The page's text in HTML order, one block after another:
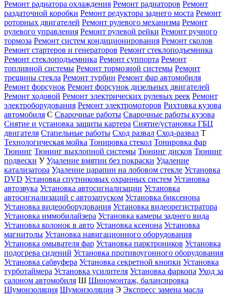
Ремонт радиатора охлаждения Ремонт радиаторов Ремонт
раздаточной коробки Ремонт редуктора заднего моста Ремонт
роторных двигателей Ремонт рулевого механизма Ремонт
рулевого управления Ремонт рулевой рейки Ремонт ручного
тормоза Ремонт систем кондиционирования Ремонт сколов
Ремонт стартеров и генераторов Ремонт стеклоподъемника
Ремонт стеклоподъемника Ремонт суппорта Ремонт
топливной системы Ремонт тормозной системы Ремонт
трещины стекла Ремонт турбин Ремонт фар автомобиля
Ремонт форсунок Ремонт форсунок дизельных двигателей
Ремонт ходовой Ремонт электрических рулевых реек Ремонт
электроборудования Ремонт электромоторов Рихтовка кузова
автомобиля С Сварочные работы Сварочные работы кузова
Снятие и установка защиты картера Снятие/установка ГБЦ
двигателя Стапельные работы Сход развал Сход-развал Т
Технологическая мойка Тонировка стекол Тонировка фар
Тюнинг Тюнинг выхлопной системы Тюнинг дисков Тюнинг
подвески У Удаление вмятин без покраски Удаление
катализатора Удаление царапин на лобовом стекле Установка
DVD Установка cпутниковых охранных систем Установка
автозвука Установка автосигнализации Установка
автосигнализаций с автозапуском Установка биксенона
Установка видеооборудования Установка видеорегистратора
Установка иммобилайзера Установка камеры заднего вида
Установка колонок в авто Установка ксенона Установка
магнитолы Установка навигационного оборудования
Установка омывателя фар Установка парктроников Установка
подогрева сидений Установка противоугонного оборудования
Установка сабвуфера Установка секретной кнопки Установка
турботаймера Установка усилителя Установка фаркопа Уход за
салоном автомобиля Ш Шиномонтаж, балансировка
Шумоизоляция Шумоизоляция Э Экспресс замена масла